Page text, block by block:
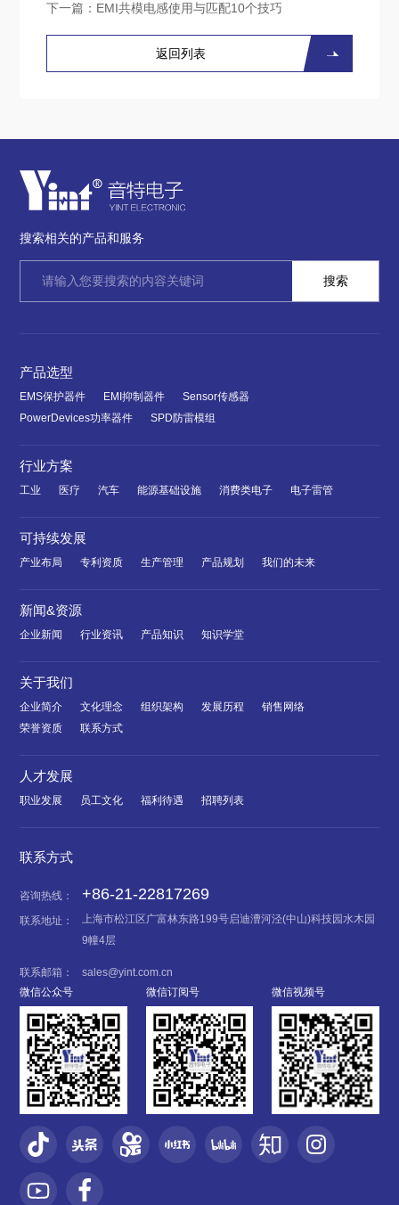
下一篇： EMI共模电感使用与匹配10个技巧
返回列表
搜索相关的产品和服务
产品选型
EMS保护器件 EMI抑制器件
Sensor传感器
PowerDevices功率器件
SPD防雷模组
行业方案
工业 医疗 汽车 能源基础设施 消费类电子 电子雷管
可持续发展
产业布局 专利资质 生产管理 产品规划 我们的未来
新闻&资源
企业新闻 行业资讯 产品知识 知识学堂
关于我们
企业简介 文化理念 组织架构 发展历程
销售网络
荣誉资质
联系方式
人才发展
职业发展 员工文化 福利待遇 招聘列表
联系方式
咨询热线： +86-21-22817269
联系地址：
上海市松江区广富林东路199号启迪漕河泾(中山)科技园水木园
9幢4层
联系邮箱：
sales@yint.com.cn
微信公众号
微信订阅号 微信视频号